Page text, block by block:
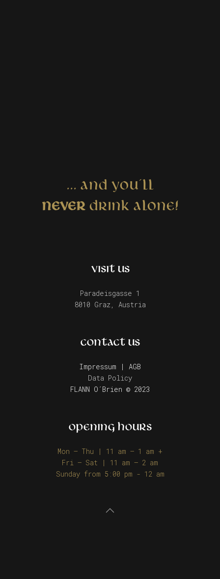
... AND YOU´LL
NEVERDRINK ALONE!
VISIT US
Paradeisgasse 1
8010 Graz, Austria
CONTACT US
Impressum | AGB
Data Policy
FLANN O´Brien © 2023
OPENING HOURS
Mon – Thu | 11 am – 1 am +
Fri – Sat | 11 am – 2 am
Sunday from 5:00 pm - 12 am